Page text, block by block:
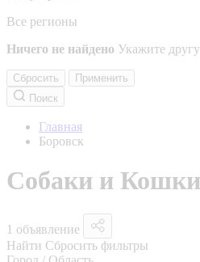
Все регионы
Ничего не найдено Укажите
Сбросить
Применить
Поиск
Главная
Боровск
Собаки и
1 объявление
Найти Сбросить фильтры